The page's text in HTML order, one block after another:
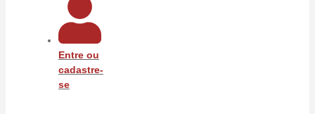
Entre ou
cadastre-
se